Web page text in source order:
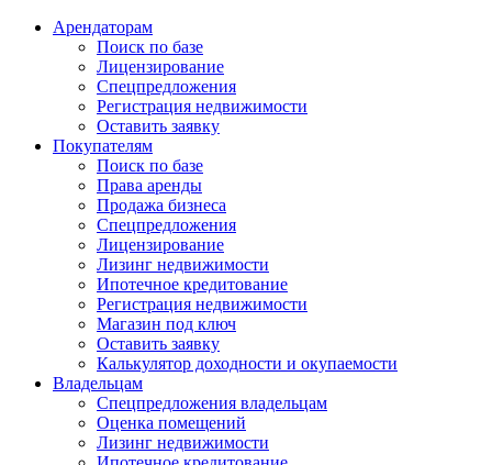
Арендаторам
Поиск по базе
Лицензирование
Спецпредложения
Регистрация недвижимости
Оставить заявку
Покупателям
Поиск по базе
Права аренды
Продажа бизнеса
Спецпредложения
Лицензирование
Лизинг недвижимости
Ипотечное кредитование
Регистрация недвижимости
Магазин под ключ
Оставить заявку
Калькулятор доходности и окупаемости
Владельцам
Спецпредложения владельцам
Оценка помещений
Лизинг недвижимости